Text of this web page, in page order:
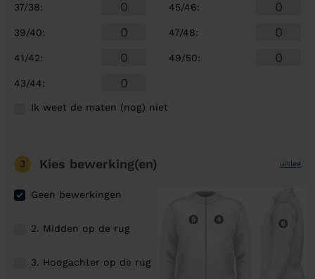
37/38:
39/40:
41/42:
43/44:
45/46:
47/48:
49/50:
Ik weet de maten (nog) niet
3 Kies bewerking(en) uitleg
Geen bewerkingen
2. Midden op de rug
3. Hoogachter op de rug